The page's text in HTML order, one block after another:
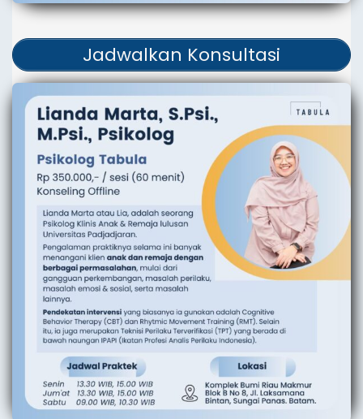
Jadwalkan Konsultasi